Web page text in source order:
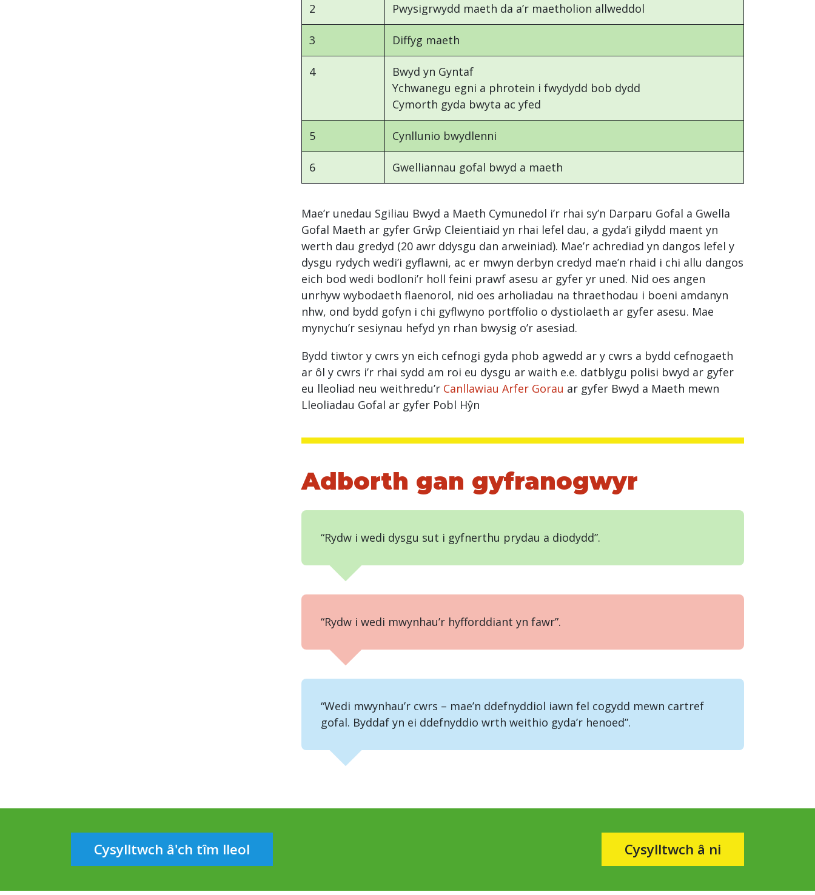
2 Pwysigrwydd maeth da a’r maetholion allweddol
3 Diffyg maeth
4
Bwyd yn Gyntaf
Ychwanegu egni a phrotein i fwydydd bob dydd
Cymorth gyda bwyta ac yfed
5 Cynllunio bwydlenni
6 Gwelliannau gofal bwyd a maeth
Mae’r unedau Sgiliau Bwyd a Maeth Cymunedol i’r rhai sy’n Darparu Gofal a Gwella
Gofal Maeth ar gyfer Grŵp Cleientiaid yn rhai lefel dau, a gyda’i gilydd maent yn
werth dau gredyd (20 awr ddysgu dan arweiniad). Mae’r achrediad yn dangos lefel y
dysgu rydych wedi’i gyflawni, ac er mwyn derbyn credyd mae’n rhaid i chi allu dangos
eich bod wedi bodloni’r holl feini prawf asesu ar gyfer yr uned. Nid oes angen
unrhyw wybodaeth flaenorol, nid oes arholiadau na thraethodau i boeni amdanyn
nhw, ond bydd gofyn i chi gyflwyno portffolio o dystiolaeth ar gyfer asesu. Mae
mynychu’r sesiynau hefyd yn rhan bwysig o’r asesiad.
Bydd tiwtor y cwrs yn eich cefnogi gyda phob agwedd ar y cwrs a bydd cefnogaeth
ar ôl y cwrs i’r rhai sydd am roi eu dysgu ar waith e.e. datblygu polisi bwyd ar gyfer
eu lleoliad neu weithredu’r Canllawiau Arfer Gorau ar gyfer Bwyd a Maeth mewn
Lleoliadau Gofal ar gyfer Pobl Hŷn
Adborth gan gyfranogwyr
“Rydw i wedi dysgu sut i gyfnerthu prydau a diodydd”.
“Rydw i wedi mwynhau’r hyfforddiant yn fawr”.
“Wedi mwynhau’r cwrs – mae’n ddefnyddiol iawn fel cogydd mewn cartref
gofal. Byddaf yn ei ddefnyddio wrth weithio gyda’r henoed”.
Cysylltwch â'ch tîm lleol Cysylltwch â ni